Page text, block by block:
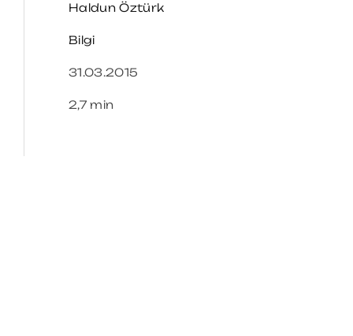
Haldun Öztürk
Bilgi
31.03.2015
2,7 min